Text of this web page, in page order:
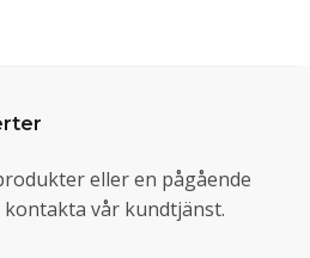
eller en pågående
vår kundtjänst.